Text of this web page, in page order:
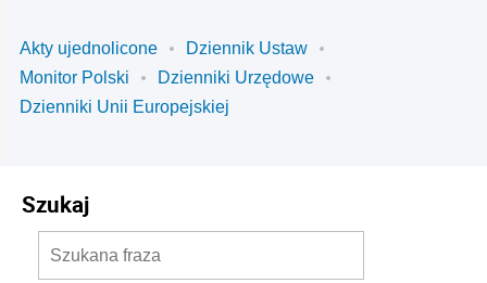
Akty ujednolicone
Dziennik Ustaw
Monitor Polski
Dzienniki Urzędowe
Dzienniki Unii Europejskiej
Szukaj